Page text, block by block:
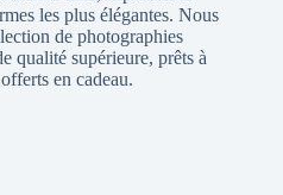
les plus élégantes. Nous
de photographies
qualité supérieure, prêts à
en cadeau.